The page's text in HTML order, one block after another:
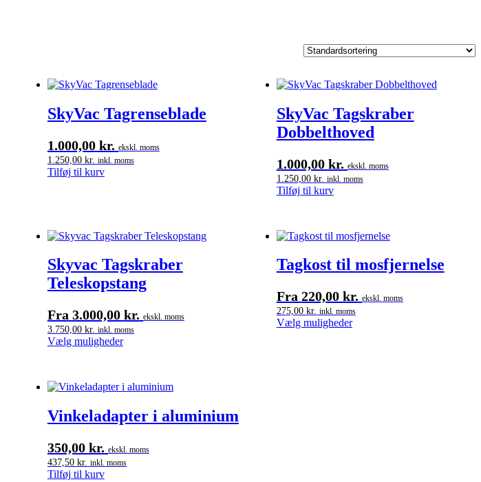
SkyVac Tagrenseblade
1.000,00 kr. ekskl. moms
1.250,00 kr. inkl. moms
Tilføj til kurv
SkyVac Tagskraber
Dobbelthoved
1.000,00 kr. ekskl. moms
1.250,00 kr. inkl. moms
Tilføj til kurv
Skyvac Tagskraber
Teleskopstang
Fra 3.000,00 kr. ekskl. moms
3.750,00 kr. inkl. moms
Vælg mulighederDette
varianter.
kan
vælges
varesiden
Tagkost til mosfjernelse
Fra 220,00 kr. ekskl. moms
275,00 kr. inkl. moms
Vælg mulighederDette
Vinkeladapter i aluminium
350,00 kr. ekskl. moms
437,50 kr. inkl. moms
Tilføj til kurv